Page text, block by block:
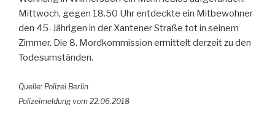
Mittwoch, gegen 18.50 Uhr entdeckte ein Mitbewohner
den 45-Jährigen in der Xantener Straße tot in seinem
Zimmer. Die 8. Mordkommission ermittelt derzeit zu den
Todesumständen.
Quelle: Polizei Berlin
Polizeimeldung vom 22.06.2018